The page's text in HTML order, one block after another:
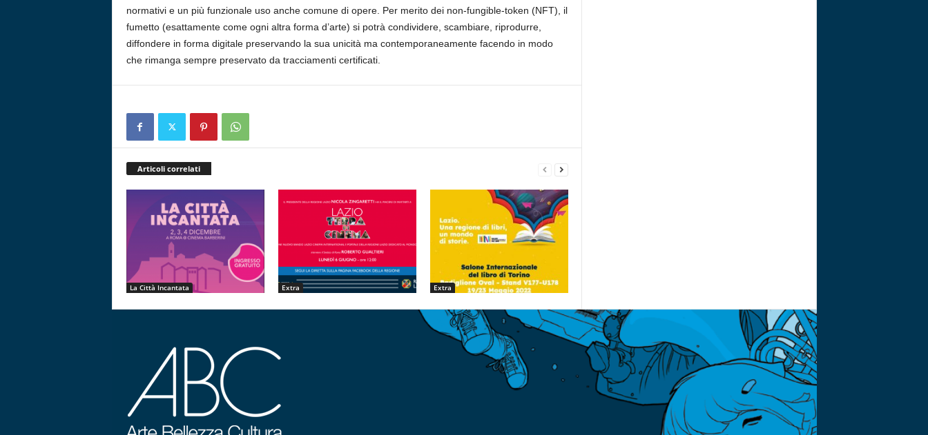
normativi e un più funzionale uso anche comune di opere. Per merito dei non-fungible-token (NFT), il
fumetto (esattamente come ogni altra forma d’arte) si potrà condividere, scambiare, riprodurre,
diffondere in forma digitale preservando la sua unicità ma contemporaneamente facendo in modo
che rimanga sempre preservato da tracciamenti certificati.
Articoli correlati
La Città Incantata Extra Extra